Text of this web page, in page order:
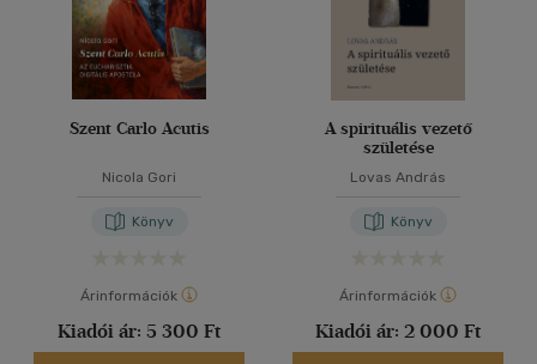
Szent Carlo Acutis
Nicola Gori
Könyv
Árinformációk
Kiadói ár: 5 300 Ft
A spirituális vezető
születése
Lovas András
Könyv
Árinformációk
Kiadói ár: 2 000 Ft